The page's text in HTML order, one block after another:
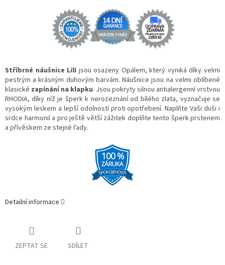
Stříbrné náušnice LilI jsou osazeny Opálem, který vyniká díky velmi
pestrým a krásným duhovým barvám. Náušnice jsou na velmi oblíbené
klasické zapínání na klapku. Jsou pokryty silnou antialergenní vrstvou
RHODIA, díky níž je šperk k nerozeznání od bílého zlata, vyznačuje se
vysokým leskem a lepší odolností proti opotřebení. Naplňte Vaši duši i
srdce harmonií a pro ještě větší zážitek doplňte tento šperk prstenem
a přívěskem ze stejné řady.
Detailní informace
ZEPTAT SE SDÍLET